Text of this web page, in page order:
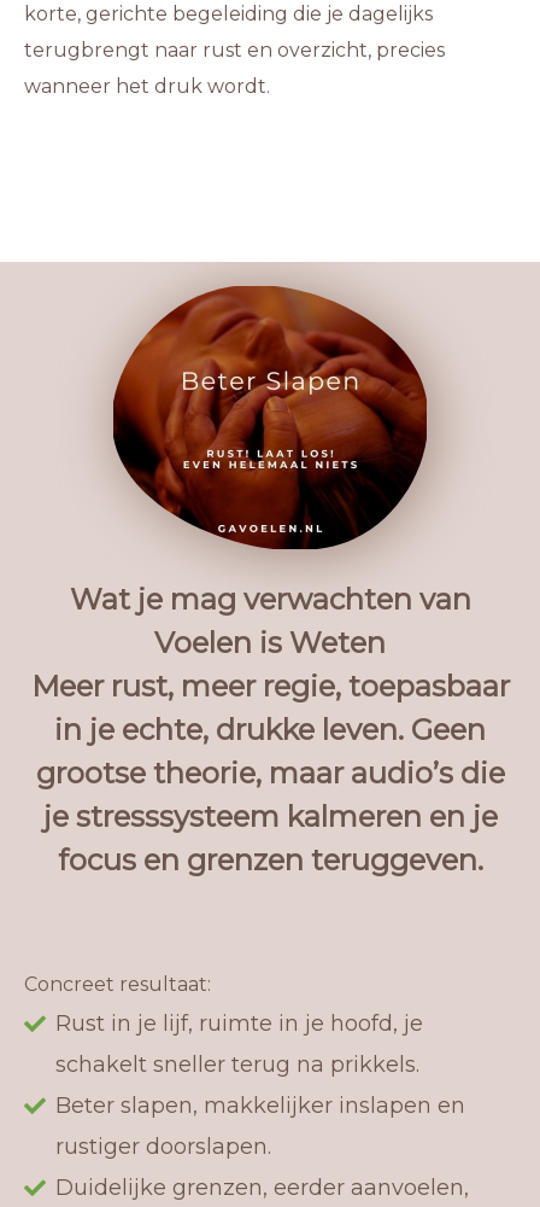
korte, gerichte begeleiding die je dagelijks
terugbrengt naar rust en overzicht, precies
wanneer het druk wordt.
Wat je mag verwachten van
Voelen is Weten
Meer rust, meer regie, toepasbaar
in je echte, drukke leven. Geen
grootse theorie, maar audio’s die
je stresssysteem kalmeren en je
focus en grenzen teruggeven.
Concreet resultaat:
Rust in je lijf, ruimte in je hoofd, je
schakelt sneller terug na prikkels.
Beter slapen, makkelijker inslapen en
rustiger doorslapen.
Duidelijke grenzen, eerder aanvoelen,